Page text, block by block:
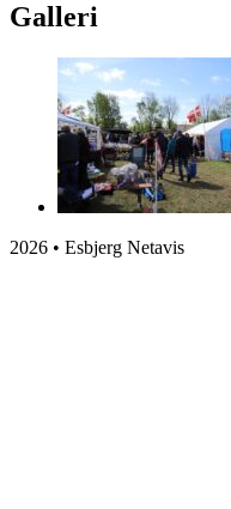
Galleri
2026 • Esbjerg Netavis